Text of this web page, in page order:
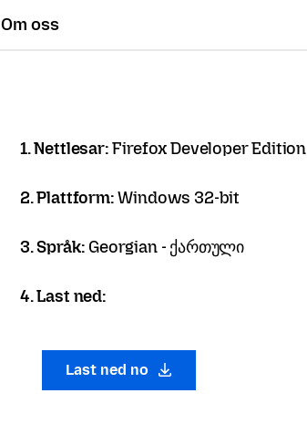
Om oss
1. Nettlesar:Firefox Developer Edition
2. Plattform:Windows 32-bit
3. Språk: Georgian - ქართული
4. Last ned:
Last ned no